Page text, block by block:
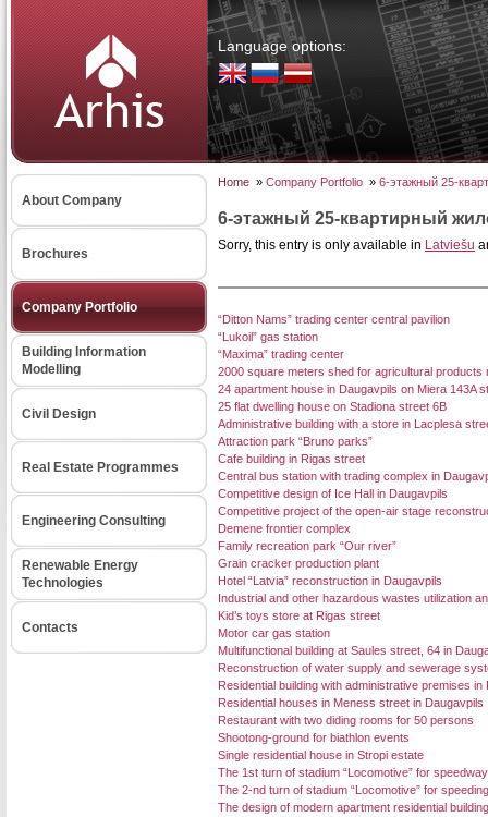
Language options:
About Company
Brochures
Company Portfolio
Building Information
Modelling
Civil Design
Real Estate Programmes
Engineering Consulting
Renewable Energy
Technologies
Contacts
Home » Company Portfolio » 6-этажный 25-
6-этажный 25-квартирный
Sorry, this entry is only available in Latviešu
“Ditton Nams” trading center central pavilion
“Lukoil” gas station
“Maxima” trading center
2000 square meters shed for agricultural products
24 apartment house in Daugavpils on Miera 143A
25 flat dwelling house on Stadiona street 6B
Administrative building with a store in Lacplesa
Attraction park “Bruno parks”
Cafe building in Rigas street
Central bus station with trading complex in
Competitive design of Ice Hall in Daugavpils
Competitive project of the open-air stage
Demene frontier complex
Family recreation park “Our river”
Grain cracker production plant
Hotel “Latvia” reconstruction in Daugavpils
Industrial and other hazardous wastes utilization
Kid’s toys store at Rigas street
Motor car gas station
Multifunctional building at Saules street, 64 in
Reconstruction of water supply and sewerage
Residential building with administrative premises in
Residential houses in Meness street in Daugavpils
Restaurant with two diding rooms for 50 persons
Shootong-ground for biathlon events
Single residential house in Stropi estate
The 1st turn of stadium “Locomotive” for
The 2-nd turn of stadium “Locomotive” for
The design of modern apartment residential building